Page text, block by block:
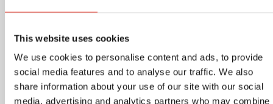
This website uses cookies
We use cookies to personalise content and ads, to provide
social media features and to analyse our traffic. We also
share information about your use of our site with our social
media, advertising and analytics partners who may combine
De vloerverwarmingsbuizen worden in de vorm van een spiraal of
afstand is afhankelijk van het benodigde vermogen in de te
verwarmen ruimte en gekozen afgiftesysteem). Zo wordt elk deel
met vloerverwarming van het vloeroppervlak goed verwarmd.